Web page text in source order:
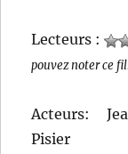
Lecteurs :
pouvez noter ce
Acteurs:
Pisier